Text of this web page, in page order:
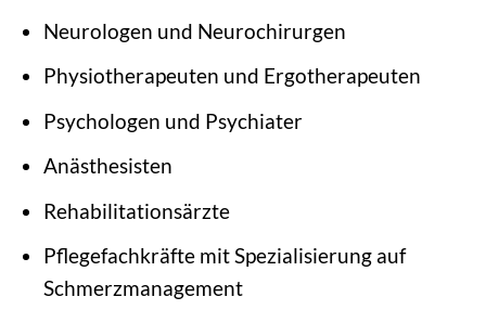
Neurologen und Neurochirurgen
Physiotherapeuten und Ergotherapeuten
Psychologen und Psychiater
Anästhesisten
Rehabilitationsärzte
Pflegefachkräfte mit Spezialisierung auf
Schmerzmanagement